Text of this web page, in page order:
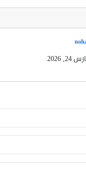
24, 2026